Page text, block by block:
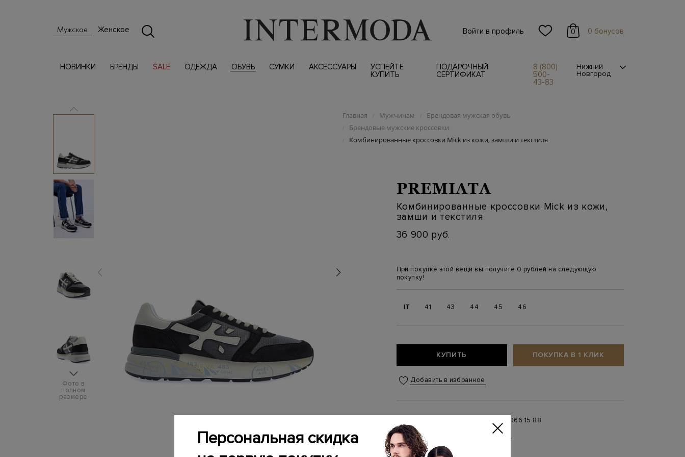
Мужское Женское Войти в профиль 0 0 бонусов
НОВИНКИ БРЕНДЫ SALE ОДЕЖДА ОБУВЬ СУМКИ АКСЕССУАРЫ
УСПЕЙТЕ
КУПИТЬ
ПОДАРОЧНЫЙ
СЕРТИФИКАТ
8 (800)
500-
43-83
Нижний
Новгород
Фото в
полном
размере
Главная / Мужчинам / Брендовая мужская обувь
/ Брендовые мужские кроссовки
/ Комбинированные кроссовки Mick из кожи, замши и текстиля
PREMIATA
Комбинированные кроссовки Mick из кожи,
замши и текстиля
36 900 руб.
При покупке этой вещи вы получите 0 рублей на следующую
покупку!
IT 41 43 44 45 46
КУПИТЬ ПОКУПКА В 1 КЛИК
Добавить в избранное
+ 7 996 066 15 88
Менеджер бутика в
Telegram
(ежедневно с 10:00 до 21:00)
Персональная скидка